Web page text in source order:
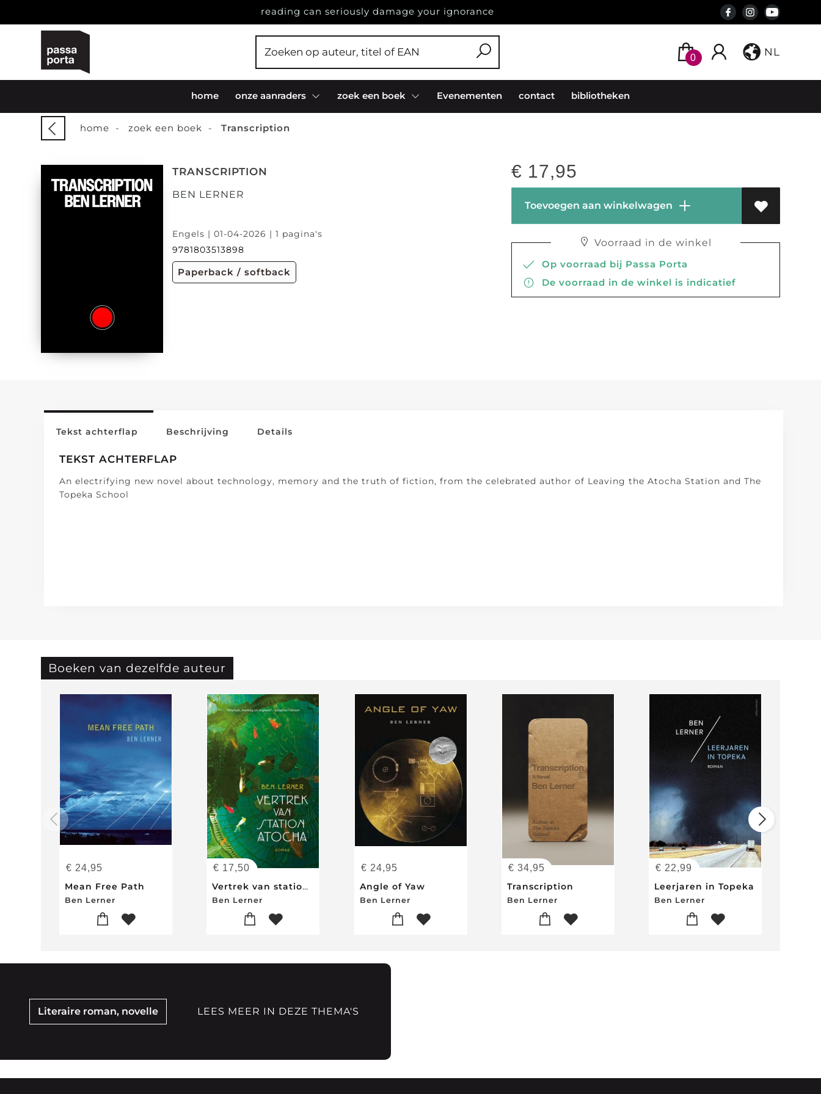
reading can seriously damage your ignorance
0 NL
home onze aanraders zoek een boek Evenementen contact bibliotheken
home - zoek een boek - Transcription
TRANSCRIPTION
BEN LERNER
Engels | 01-04-2026 | 1 pagina's
9781803513898
Paperback / softback
€ 17,95
Toevoegen aan winkelwagen
Voorraad in de winkel
Op voorraad bij Passa Porta
De voorraad in de winkel is indicatief
Tekst achterflap
TEKST ACHTERFLAP
An electrifying new novel about technology, memory and the truth of fiction, from the celebrated author of Leaving the Atocha Station and The
Topeka School
Beschrijving Details
Boeken van dezelfde auteur
€ 24,95
Mean Free Path
Ben Lerner
€ 17,50
Vertrek van station Atocha
Ben Lerner
€ 24,95
Angle of Yaw
Ben Lerner
€ 34,95
Transcription
Ben Lerner
€ 22,99
Leerjaren in Topeka
Ben Lerner
Literaire roman, novelle LEES MEER IN DEZE THEMA'S